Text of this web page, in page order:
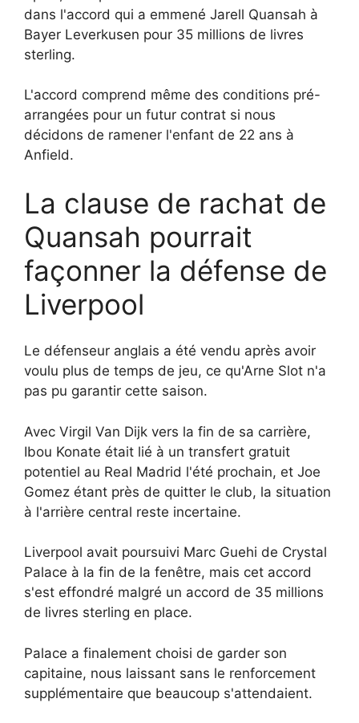
dans l'accord qui a emmené Jarell Quansah à
Bayer Leverkusen pour 35 millions de livres
sterling.
L'accord comprend même des conditions pré-
arrangées pour un futur contrat si nous
décidons de ramener l'enfant de 22 ans à
Anfield.
La clause de rachat de
Quansah pourrait
façonner la défense de
Liverpool
Le défenseur anglais a été vendu après avoir
voulu plus de temps de jeu, ce qu'Arne Slot n'a
pas pu garantir cette saison.
Avec Virgil Van Dijk vers la fin de sa carrière,
Ibou Konate était lié à un transfert gratuit
potentiel au Real Madrid l'été prochain, et Joe
Gomez étant près de quitter le club, la situation
à l'arrière central reste incertaine.
Liverpool avait poursuivi Marc Guehi de Crystal
Palace à la fin de la fenêtre, mais cet accord
s'est effondré malgré un accord de 35 millions
de livres sterling en place.
Palace a finalement choisi de garder son
capitaine, nous laissant sans le renforcement
supplémentaire que beaucoup s'attendaient.